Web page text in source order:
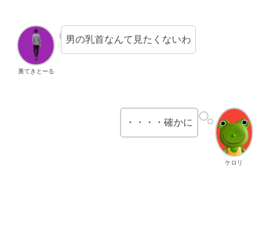
裏てきとーる
男の乳首なんて見たくないわ
ケロリ
・・・・確かに